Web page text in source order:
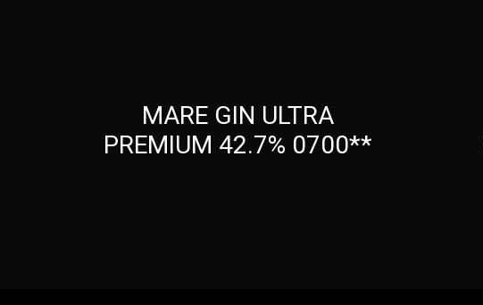
MARE GIN ULTRA
PREMIUM 42.7% 0700**